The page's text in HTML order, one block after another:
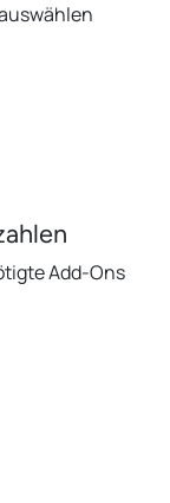
Add-Ons